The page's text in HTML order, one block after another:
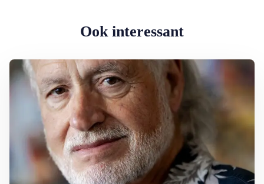
Ook interessant
Lees meer over George Baker (81) blijft liedjes schrijven en